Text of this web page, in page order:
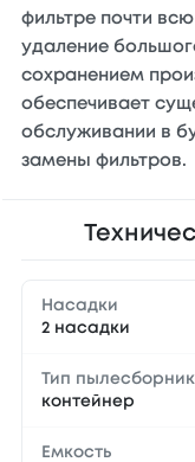
фильтре почти
удаление
сохранением
обеспечивает
обслуживании в
замены фильтров.
Насадки
2 насадки
Тип
контейнер
Емкость